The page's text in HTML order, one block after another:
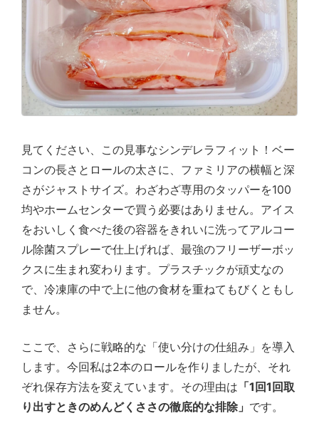
見てください、この見事なシンデレラフィット！ベー
コンの長さとロールの太さに、ファミリアの横幅と深
さがジャストサイズ。わざわざ専用のタッパーを100
均やホームセンターで買う必要はありません。アイス
をおいしく食べた後の容器をきれいに洗ってアルコー
ル除菌スプレーで仕上げれば、最強のフリーザーボッ
クスに生まれ変わります。プラスチックが頑丈なの
で、冷凍庫の中で上に他の食材を重ねてもびくともし
ません。
ここで、さらに戦略的な「使い分けの仕組み」を導入
します。今回私は2本のロールを作りましたが、それ
ぞれ保存方法を変えています。その理由は 「1回1回取
り出すときのめんどくささの徹底的な排除」 です。